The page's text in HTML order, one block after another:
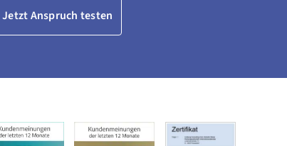
Jetzt Anspruch testen